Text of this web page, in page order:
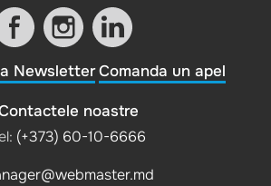
Newsletter Comanda un apel
noastre
(+373) 60-10-6666